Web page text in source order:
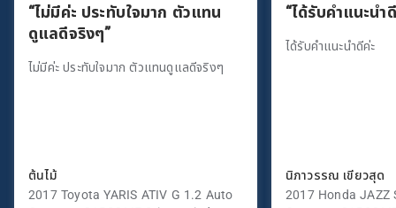
“ไม่มีค่ะ ประทับใจมาก ตัวแทน
ดูแลดีจริงๆ”
ไม่มีค่ะ ประทับใจมาก ตัวแทนดูแลดีจริงๆ
ต้นไม้
2017 Toyota YARIS ATIV G 1.2 Auto
“ได้รับคำแนะนำ
ได้รับคำแนะนำดีค่ะ
นิภาวรรณ เขียวสุด
2017 Honda JAZZ